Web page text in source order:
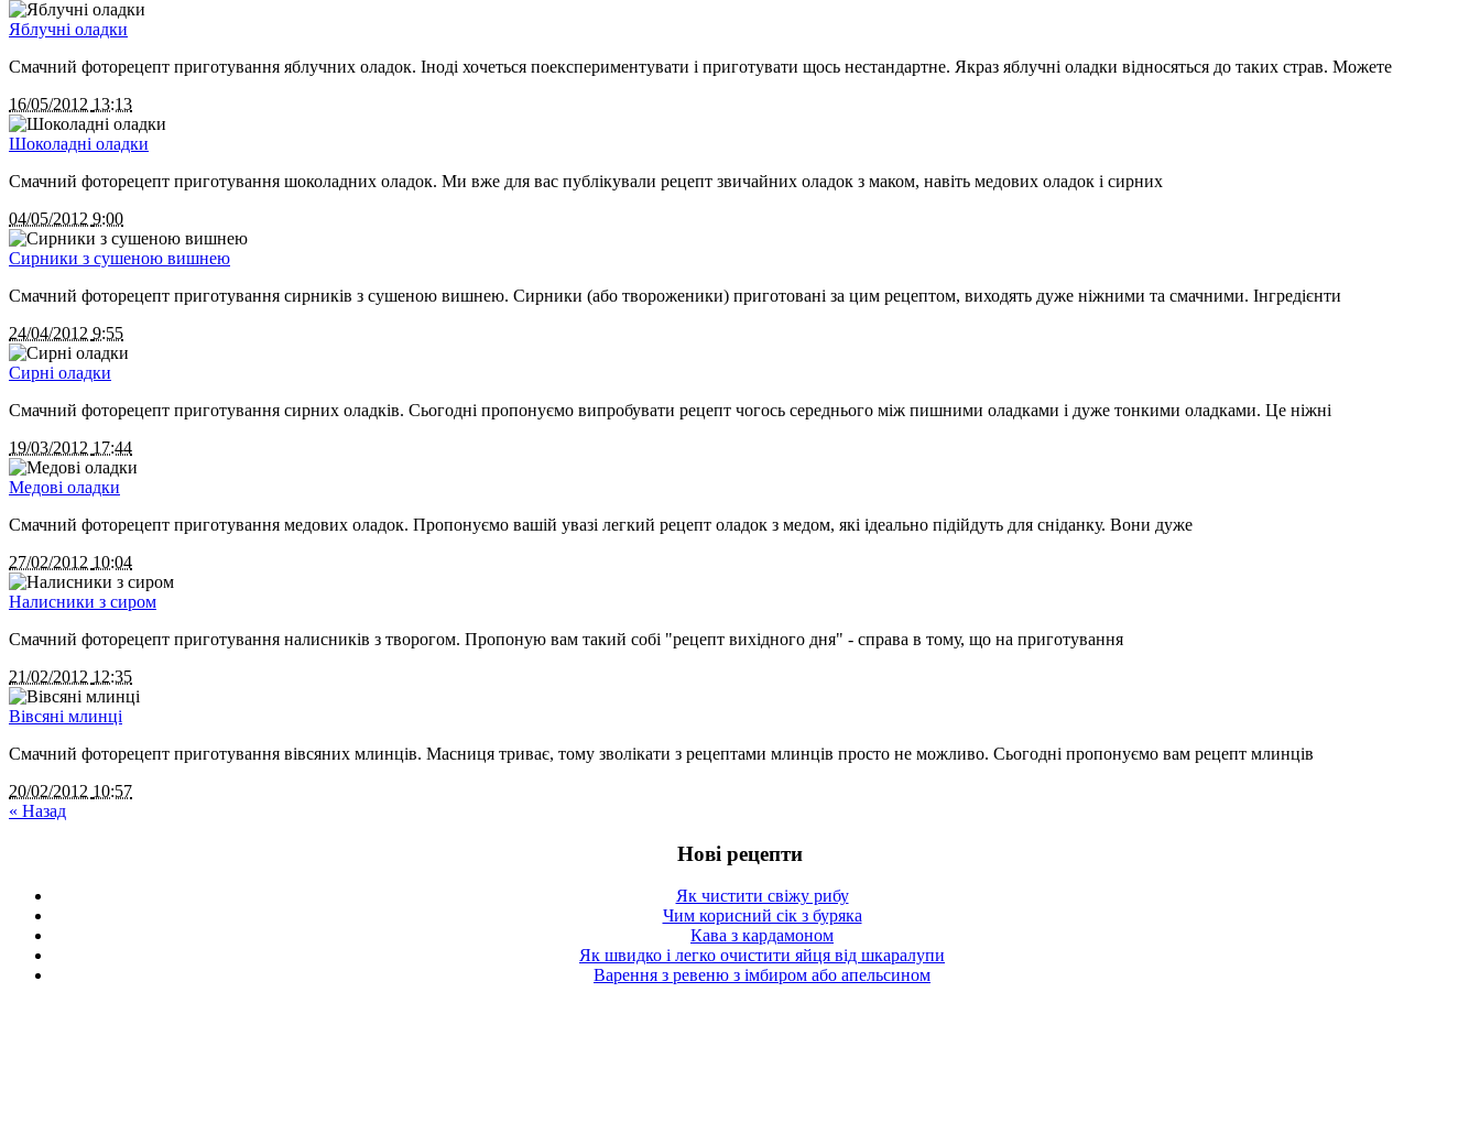
Яблучні оладки
Смачний фоторецепт приготування яблучних оладок. Іноді хочеться поекспериментувати і приготувати щось нестандартне. Якраз яблучні оладки відносяться до таких страв. Можете
16/05/2012 13:13
Шоколадні оладки
Смачний фоторецепт приготування шоколадних оладок. Ми вже для вас публікували рецепт звичайних оладок з маком, навіть медових оладок і сирних
04/05/2012 9:00
Сирники з сушеною вишнею
Смачний фоторецепт приготування сирників з сушеною вишнею. Сирники (або твороженики) приготовані за цим рецептом, виходять дуже ніжними та смачними. Інгредієнти
24/04/2012 9:55
Сирні оладки
Смачний фоторецепт приготування сирних оладків. Сьогодні пропонуємо випробувати рецепт чогось середнього між пишними оладками і дуже тонкими оладками. Це ніжні
19/03/2012 17:44
Медові оладки
Смачний фоторецепт приготування медових оладок. Пропонуємо вашій увазі легкий рецепт оладок з медом, які ідеально підійдуть для сніданку. Вони дуже
27/02/2012 10:04
Налисники з сиром
Смачний фоторецепт приготування налисників з творогом. Пропоную вам такий собі "рецепт вихідного дня" - справа в тому, що на приготування
21/02/2012 12:35
Вівсяні млинці
Смачний фоторецепт приготування вівсяних млинців. Масниця триває, тому зволікати з рецептами млинців просто не можливо. Сьогодні пропонуємо вам рецепт млинців
20/02/2012 10:57
« Назад
Нові рецепти
Як чистити свіжу рибу
Чим корисний сік з буряка
Кава з кардамоном
Як швидко і легко очистити яйця від шкаралупи
Варення з ревеню з імбиром або апельсином